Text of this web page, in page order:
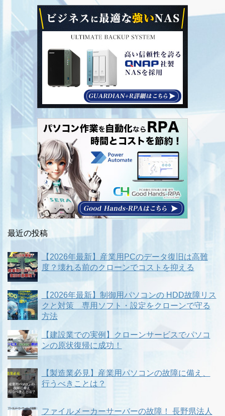
最近の投稿
【2026年最新】産業用PCのデータ復旧は高難
度？壊れる前のクローンでコストを抑える
【2026年最新】制御用パソコンの HDD故障リス
クと対策 専用ソフト・設定をクローンで守る
方法
【建設業での実例】クローンサービスでパソコ
ンの原状復帰に成功！
【製造業必見】産業用パソコンの故障に備え、
行うべきことは？
ファイルメーカーサーバーの故障！ 長野県法人